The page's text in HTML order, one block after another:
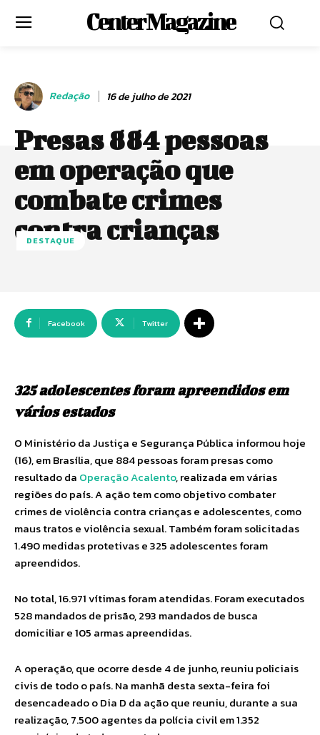
Center Magazine
Redação 16 de julho de 2021
Presas 884 pessoas
em operação que
combate crimes
contra crianças
DESTAQUE
Facebook Twitter
325 adolescentes foram apreendidos em
vários estados
O Ministério da Justiça e Segurança Pública informou hoje
(16), em Brasília, que 884 pessoas foram presas como
resultado da Operação Acalento, realizada em várias
regiões do país. A ação tem como objetivo combater
crimes de violência contra crianças e adolescentes, como
maus tratos e violência sexual. Também foram solicitadas
1.490 medidas protetivas e 325 adolescentes foram
apreendidos.
No total, 16.971 vítimas foram atendidas. Foram executados
528 mandados de prisão, 293 mandados de busca
domiciliar e 105 armas apreendidas.
A operação, que ocorre desde 4 de junho, reuniu policiais
civis de todo o país. Na manhã desta sexta-feira foi
desencadeado o Dia D da ação que reuniu, durante a sua
realização, 7.500 agentes da polícia civil em 1.352